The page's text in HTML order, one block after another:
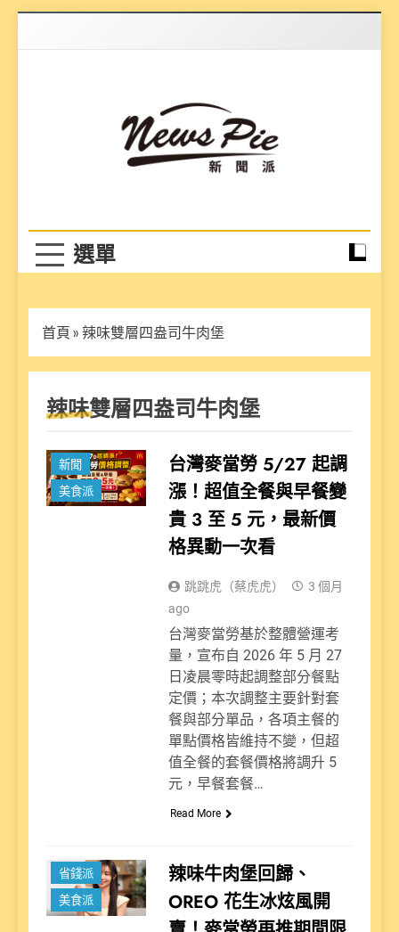
首頁 » 辣味雙層四盎司牛肉堡
辣味雙層四盎司牛肉堡
新聞
美食派
台灣麥當勞 5/27 起調
漲！超值全餐與早餐變
貴 3 至 5 元，最新價
格異動一次看
跳跳虎（蔡虎虎）
3 個月
ago
台灣麥當勞基於整體營運考
量，宣布自 2026 年 5 月 27
日凌晨零時起調整部分餐點
定價；本次調整主要針對套
餐與部分單品，各項主餐的
單點價格皆維持不變，但超
值全餐的套餐價格將調升 5
元，早餐套餐…
Read More
省錢派
美食派
辣味牛肉堡回歸、
OREO 花生冰炫風開